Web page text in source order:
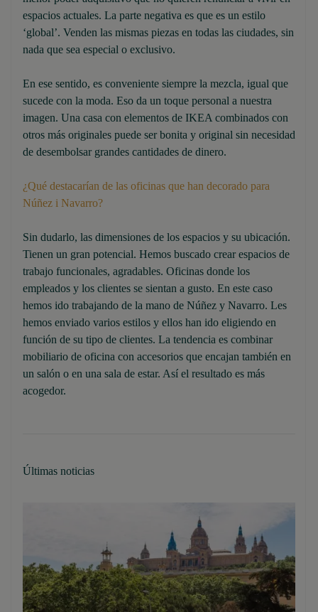
espacios actuales. La parte negativa es que es un estilo
‘global’. Venden las mismas piezas en todas las ciudades, sin
nada que sea especial o exclusivo.
En ese sentido, es conveniente siempre la mezcla, igual que
sucede con la moda. Eso da un toque personal a nuestra
imagen. Una casa con elementos de IKEA combinados con
otros más originales puede ser bonita y original sin necesidad
de desembolsar grandes cantidades de dinero.
¿Qué destacarían de las oficinas que han decorado para
Núñez i Navarro?
Sin dudarlo, las dimensiones de los espacios y su ubicación.
Tienen un gran potencial. Hemos buscado crear espacios de
trabajo funcionales, agradables. Oficinas donde los
empleados y los clientes se sientan a gusto. En este caso
hemos ido trabajando de la mano de Núñez y Navarro. Les
hemos enviado varios estilos y ellos han ido eligiendo en
función de su tipo de clientes. La tendencia es combinar
mobiliario de oficina con accesorios que encajan también en
un salón o en una sala de estar. Así el resultado es más
acogedor.
Últimas noticias